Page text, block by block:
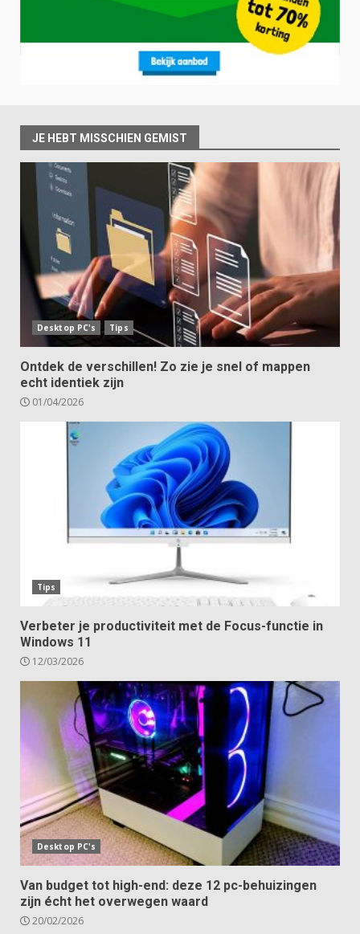
JE HEBT MISSCHIEN GEMIST
Desktop PC's Tips
Ontdek de verschillen! Zo zie je snel of mappen
echt identiek zijn
01/04/2026
Tips
Verbeter je productiviteit met de Focus-functie in
Windows 11
12/03/2026
Desktop PC's
Van budget tot high-end: deze 12 pc-behuizingen
zijn écht het overwegen waard
20/02/2026